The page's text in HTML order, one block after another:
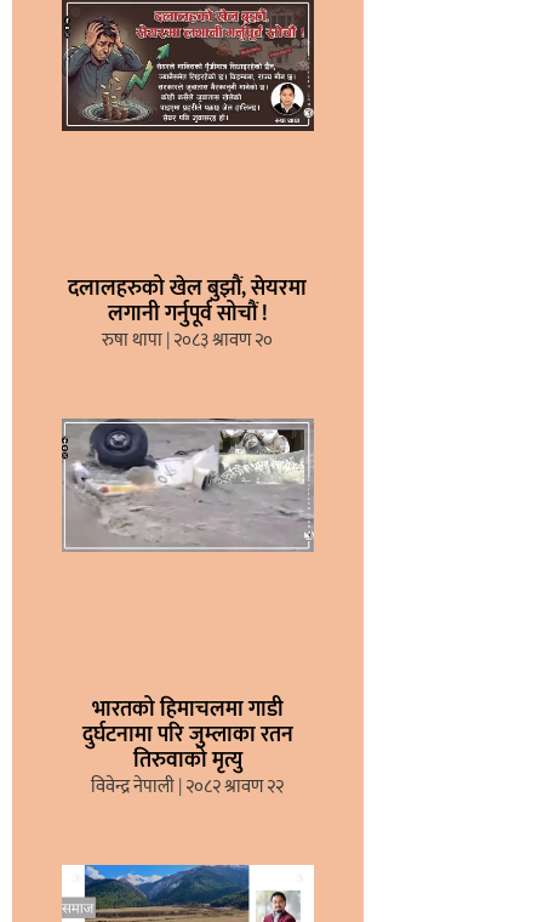
दलालहरुको खेल बुझौं, सेयरमा
लगानी गर्नुपूर्व सोचौं !
रुषा थापा २०८३ श्रावण २०
भारतको हिमाचलमा गाडी
दुर्घटनामा परि जुम्लाका रतन
तिरुवाको मृत्यु
विवेन्द्र नेपाली २०८२ श्रावण २२